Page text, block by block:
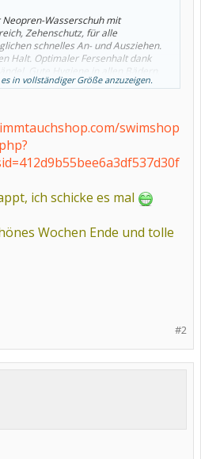
Wasserschuh mit
Zehenschutz, für alle
schnelles An- und Ausziehen.
Halt. Optimaler Fersenhalt dank
Gute Hygiene in allen Bädern.
in vollständiger Größe anzuzeigen.
swimshop
ich schicke es mal
Wochen Ende und tolle
#2